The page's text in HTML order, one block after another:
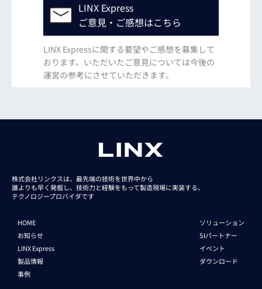
LINX Express
ご意見・ご感想はこちら
LINX Expressに関する要望やご感想を募集して
おります。いただいたご意見については今後の
運営の参考にさせていただきます。
株式会社リンクスは、最先端の技術を世界中から
誰よりも早く発掘し、技術力と経験をもって製造現場に実装する、
テクノロジープロバイダです
HOME
お知らせ
LINX Express
製品情報
事例
ソリューション
SIパートナー
イベント
ダウンロード